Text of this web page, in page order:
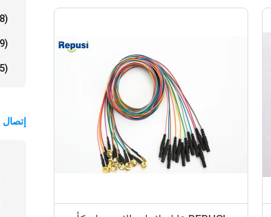
(8)
(9)
(15)
إتصال